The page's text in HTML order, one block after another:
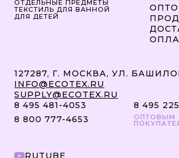
ОТДЕЛЬНЫЕ ПРЕДМЕТЫ
ТЕКСТИЛЬ ДЛЯ ВАННОЙ
ДЛЯ ДЕТЕЙ
127287, Г. МОСКВА, УЛ.
INFO@ECOTEX.RU
SUPPLY@ECOTEX.RU
8 495 481-4053
8 495
8 800 777-4653
ОПТОВЫМ
RUTUBE